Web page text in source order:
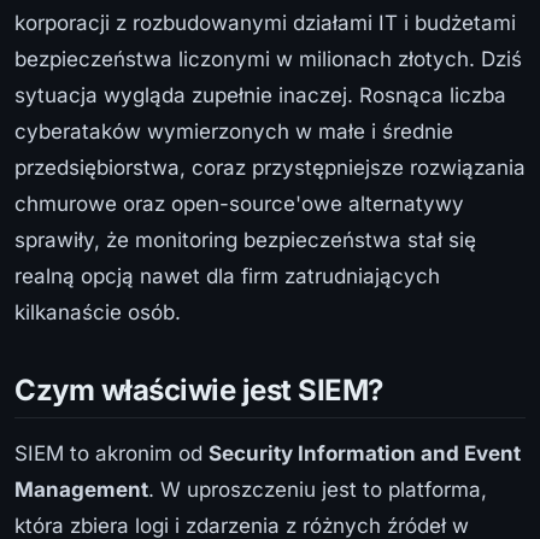
korporacji z rozbudowanymi działami IT i budżetami
bezpieczeństwa liczonymi w milionach złotych. Dziś
sytuacja wygląda zupełnie inaczej. Rosnąca liczba
cyberataków wymierzonych w małe i średnie
przedsiębiorstwa, coraz przystępniejsze rozwiązania
chmurowe oraz open-source'owe alternatywy
sprawiły, że monitoring bezpieczeństwa stał się
realną opcją nawet dla firm zatrudniających
kilkanaście osób.
Czym właściwie jest SIEM?
SIEM to akronim od Security Information and Event
Management. W uproszczeniu jest to platforma,
która zbiera logi i zdarzenia z różnych źródeł w